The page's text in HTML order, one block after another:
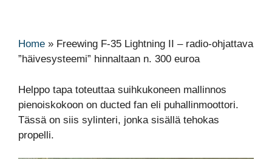
Home » Freewing F-35 Lightning II – radio-ohjattava
”häivesysteemi” hinnaltaan n. 300 euroa
Helppo tapa toteuttaa suihkukoneen mallinnos
pienoiskokoon on ducted fan eli puhallinmoottori.
Tässä on siis sylinteri, jonka sisällä tehokas
propelli.